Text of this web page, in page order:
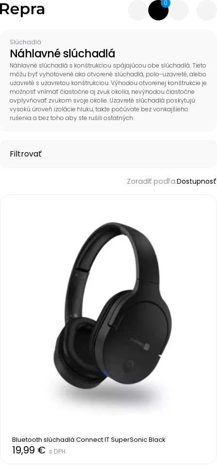
0
Slúchadlá
Náhlavné slúchadlá
Náhlavné slúchadlá s konštrukciou spájajúcou obe slúchadlá. Tieto
môžu byť vyhotovené ako otvorené slúchadlá, polo-uzavreté, alebo
uzavreté s uzavretou konštrukciou. Výhodou otvorenej konštrukcie je
možnosť vnímať čiastočne aj zvuk okolia, nevýhodou čiastočne
ovplyvňovať zvukom svoje okolie. Uzavreté slúchadlá poskytujú
vysokú úroveň izolácie hluku, takže počúvate bez vonkajšieho
rušenia a bez toho aby ste rušili ostatných.
Filtrovať
Zoradiť podľa:Dostupnosť
Bluetooth slúchadlá Connect IT SuperSonic Black
19,99 € s DPH